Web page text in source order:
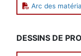
Arc des
DESSINS DE